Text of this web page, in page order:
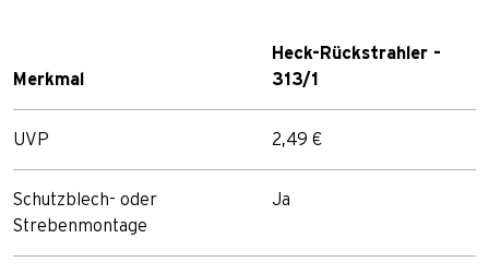
Merkmal
Heck-Rückstrahler -
313/1
UVP 2,49 €
Schutzblech- oder
Strebenmontage
Ja